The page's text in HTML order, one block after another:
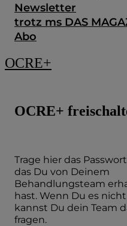
Newsletter
trotz ms DAS
Abo
OCRE+
OCRE+
Trage hier das
das Du von Deinem
Behandlungsteam
hast. Wenn Du es
kannst Du dein Team
fragen.